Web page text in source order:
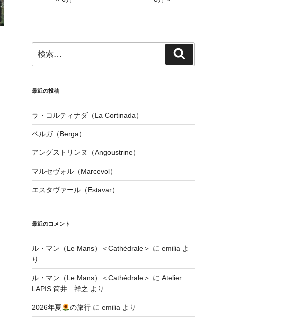
索:
索
最近の投稿
ラ・コルティナダ（La Cortinada）
ベルガ（Berga）
アングストリンヌ（Angoustrine）
マルセヴォル（Marcevol）
エスタヴァール（Estavar）
最近のコメント
ル・マン（Le Mans）＜Cathédrale＞ に emiliaよ
り
ル・マン（Le Mans）＜Cathédrale＞ に Atelier
LAPIS 筒井 祥之 より
2026年夏 の旅行に emiliaより